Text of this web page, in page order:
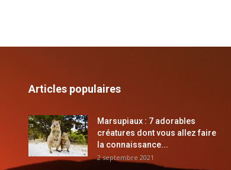
Articles populaires
Marsupiaux : 7 adorables
créatures dont vous allez faire
la connaissance...
2 septembre 2021